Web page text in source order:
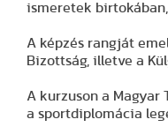
ismeretek
A képzés rangját
Bizottság, illetve a
A kurzuson a Magyar
a sportdiplomácia